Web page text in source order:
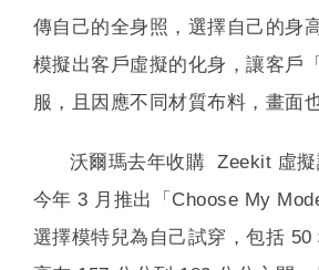
傳自己的全身照，選擇自己的身
模擬出客戶虛擬的化身，讓客戶
服，且因應不同材質布料，畫面
沃爾瑪去年收購 Zeekit 虛擬
今年 3 月推出「Choose My
選擇模特兒為自己試穿，包括 50